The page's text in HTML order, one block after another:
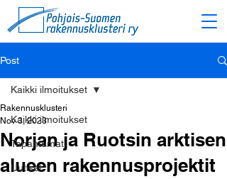
Post
Kaikki ilmoitukset
Tapahtumat
Uutiset
Kaikki ilmoitukset
Norjan ja Ruotsin arktisen
alueen rakennusprojektit
Rakennusklusteri
Nov 3, 2023